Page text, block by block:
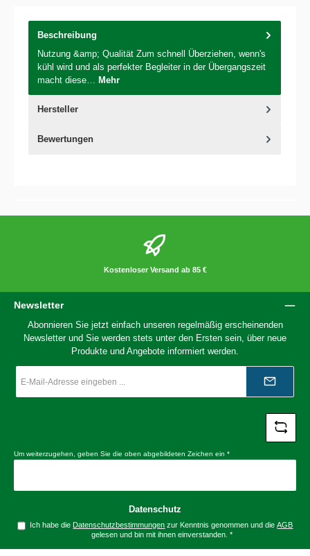
Beschreibung
Nutzung &amp; Qualität Zum schnell Überziehen, wenn's
kühl wird und als perfekter Begleiter in der Übergangszeit
macht diese… Mehr
Hersteller
Bewertungen
Kostenloser Versand ab 85 €
Newsletter
Abonnieren Sie jetzt einfach unseren regelmäßig erscheinenden
Newsletter und Sie werden stets unter den Ersten sein, über neue
Produkte und Angebote informiert werden.
Mail-
*
Um weiterzugehen, geben Sie die oben abgebildeten Zeichen ein *
Datenschutz
Ich habe dieDatenschutzbestimmungen zur Kenntnis genommen und dieAGB
gelesen und bin mit ihnen einverstanden. *